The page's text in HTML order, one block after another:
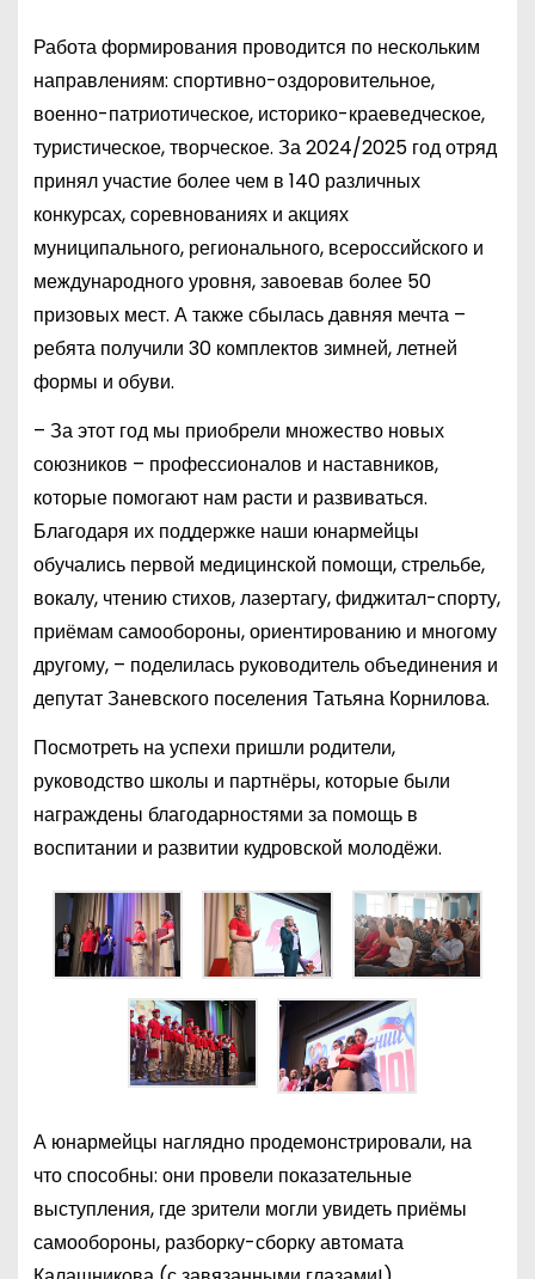
Работа формирования проводится по нескольким
направлениям: спортивно-оздоровительное,
военно-патриотическое, историко-краеведческое,
туристическое, творческое. За 2024/2025 год отряд
принял участие более чем в 140 различных
конкурсах, соревнованиях и акциях
муниципального, регионального, всероссийского и
международного уровня, завоевав более 50
призовых мест. А также сбылась давняя мечта –
ребята получили 30 комплектов зимней, летней
формы и обуви.
– За этот год мы приобрели множество новых
союзников – профессионалов и наставников,
которые помогают нам расти и развиваться.
Благодаря их поддержке наши юнармейцы
обучались первой медицинской помощи, стрельбе,
вокалу, чтению стихов, лазертагу, фиджитал-спорту,
приёмам самообороны, ориентированию и многому
другому, – поделилась руководитель объединения и
депутат Заневского поселения Татьяна Корнилова.
Посмотреть на успехи пришли родители,
руководство школы и партнёры, которые были
награждены благодарностями за помощь в
воспитании и развитии кудровской молодёжи.
А юнармейцы наглядно продемонстрировали, на
что способны: они провели показательные
выступления, где зрители могли увидеть приёмы
самообороны, разборку-сборку автомата